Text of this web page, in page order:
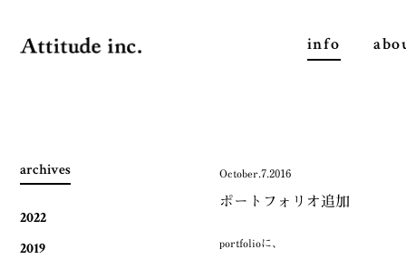
info
October.7.2016
ポートフォリオ追加
portfolioに、
archives
2022
2019